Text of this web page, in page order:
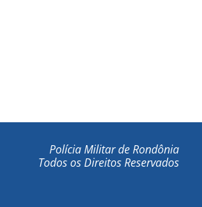
Polícia Militar de Rondônia
Todos os Direitos Reservados